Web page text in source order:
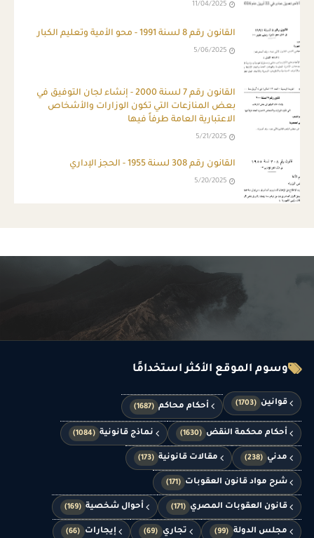
11/04/2025
القانون رقم 8 لسنة 1991 - محو الأمية وتعليم الكبار
5/06/2025
القانون رقم 7 لسنة 2000 - إنشاء لجان التوفيق في
بعض المنازعات التي تكون الوزارات والأشخاص
الاعتبارية العامة طرفاً فيها
5/21/2025
القانون رقم 308 لسنة 1955 - الحجز الإداري
5/20/2025
وسوم الموقع الأكثر استخدامًا
قوانين (1703) أحكام محاكم (1687)
أحكام محكمة النقض (1630) نماذج قانونية (1084)
مدني (238) مقالات قانونية (173)
شرح مواد قانون العقوبات (171)
قانون العقوبات المصري (171) أحوال شخصية (169)
مجلس الدولة (99) تجاري (69) إيجارات (66)